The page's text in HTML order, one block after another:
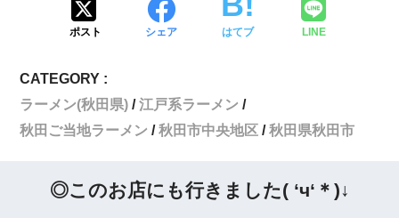
ポスト シェア はてブ LINE
CATEGORY :
ラーメン(秋田県)
江戸系ラーメン
秋田ご当地ラーメン
秋田市中央地区 秋田県秋田市
◎このお店にも行きました( ‘ч‘＊)↓